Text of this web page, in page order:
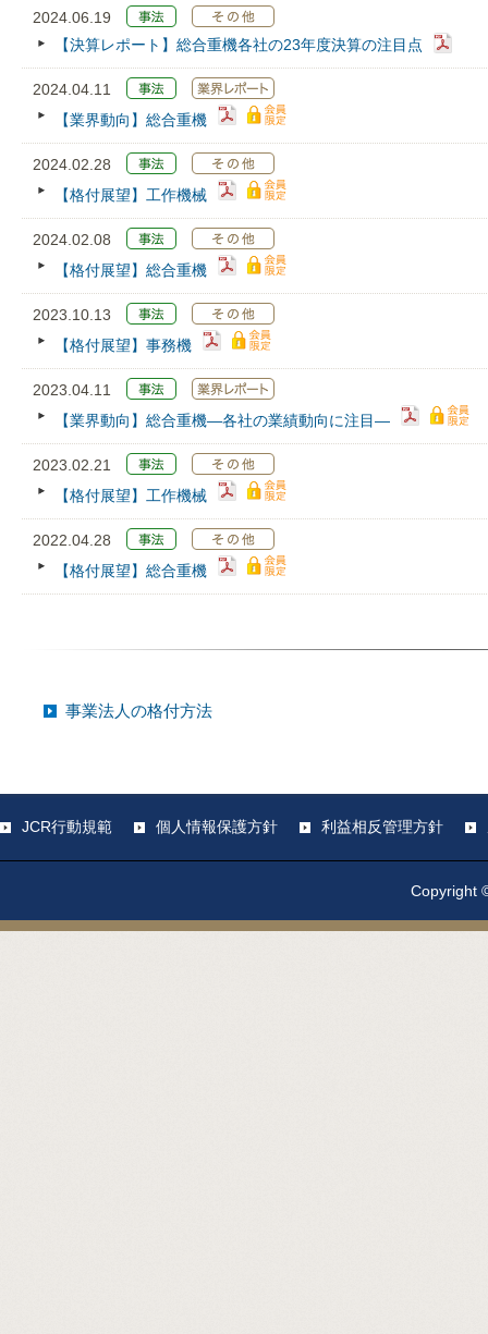
2024.06.19
【決算レポート】総合重機各社の23年度決算の注目点
2024.04.11
【業界動向】総合重機
2024.02.28
【格付展望】工作機械
2024.02.08
【格付展望】総合重機
2023.10.13
【格付展望】事務機
2023.04.11
【業界動向】総合重機―各社の業績動向に注目―
2023.02.21
【格付展望】工作機械
2022.04.28
【格付展望】総合重機
事業法人の格付方法
JCR行動規範 個人情報保護方針 利益相反管理方針
Copyright